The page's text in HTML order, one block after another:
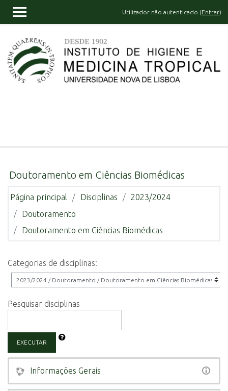
Utilizador não autenticado (Entrar)
Doutoramento em Ciências Biomédicas
Página principal Disciplinas
2023/2024
Doutoramento
Doutoramento em Ciências Biomédicas
Categorias de disciplinas:
Pesquisar disciplinas
EXECUTAR
Informações Gerais